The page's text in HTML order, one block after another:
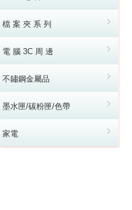
檔 案 夾 系 列
電 腦 3C 周 邊
不鏽鋼金屬品
墨水匣/碳粉匣/色帶
家電